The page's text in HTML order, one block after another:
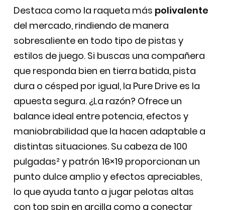
Destaca como la raqueta más polivalente
del mercado, rindiendo de manera
sobresaliente en todo tipo de pistas y
estilos de juego. Si buscas una compañera
que responda bien en tierra batida, pista
dura o césped por igual, la Pure Drive es la
apuesta segura. ¿La razón? Ofrece un
balance ideal entre potencia, efectos y
maniobrabilidad que la hacen adaptable a
distintas situaciones. Su cabeza de 100
pulgadas² y patrón 16×19 proporcionan un
punto dulce amplio y efectos apreciables,
lo que ayuda tanto a jugar pelotas altas
con top spin en arcilla como a conectar